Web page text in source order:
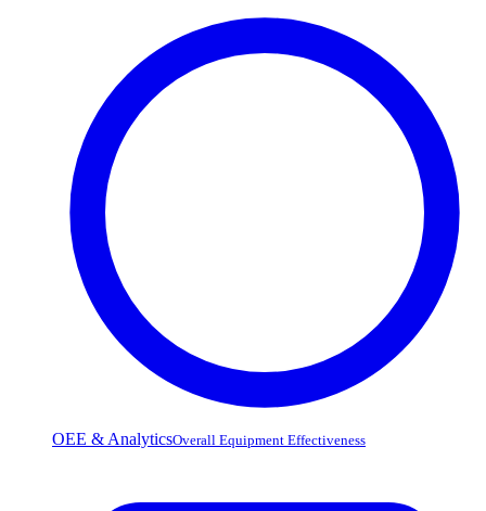
OEE & AnalyticsOverall Equipment Effectiveness